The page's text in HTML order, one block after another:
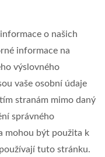
o našich
informace na
výslovného
vaše osobní údaje
stranám mimo daný
správného
mohou být použita k
tuto stránku.